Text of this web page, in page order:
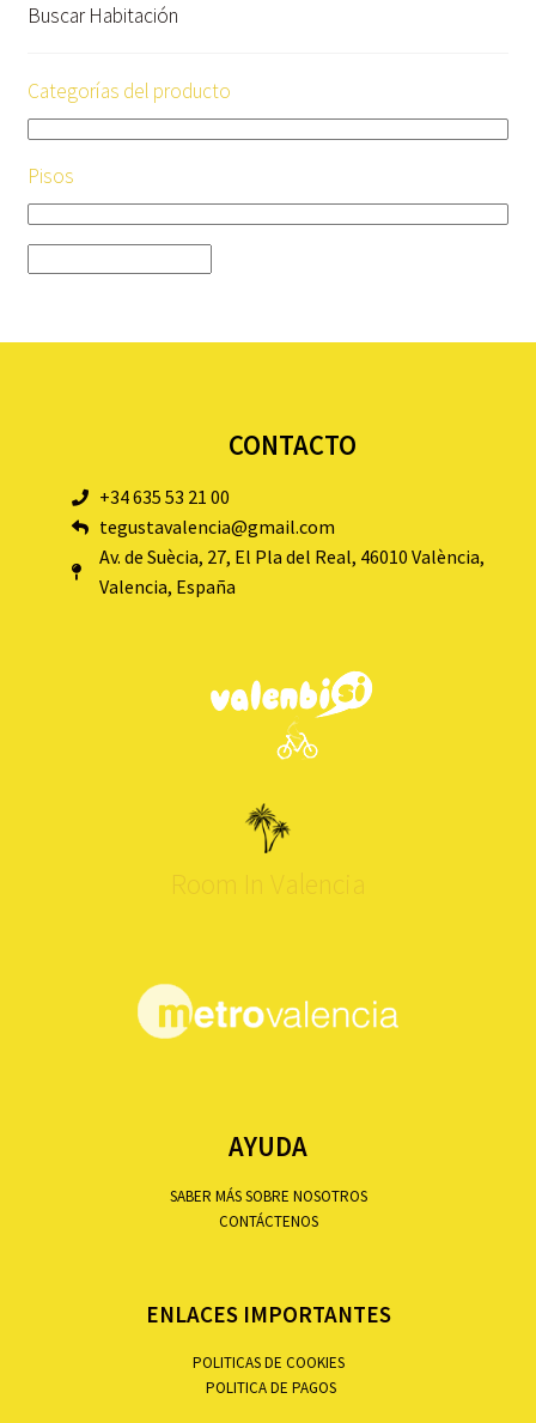
Buscar Habitación
Categorías del producto
Pisos
CONTACTO
+34 635 53 21 00
tegustavalencia@gmail.com
Av. de Suècia, 27, El Pla del Real, 46010 València,
Valencia, España
Room In Valencia
AYUDA
SABER MÁS SOBRE NOSOTROS
CONTÁCTENOS
ENLACES IMPORTANTES
POLITICAS DE COOKIES
POLITICA DE PAGOS